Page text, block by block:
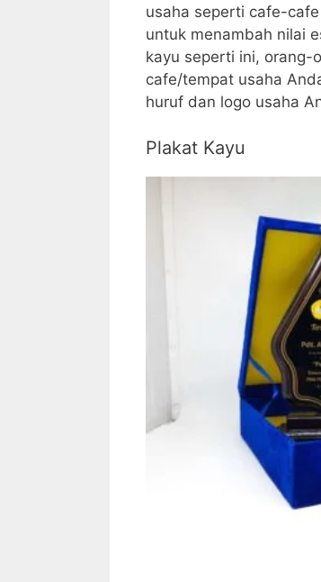
usaha seperti cafe-
untuk menambah nilai
kayu seperti ini, orang-
cafe/tempat usaha
huruf dan logo usaha
Plakat Kayu